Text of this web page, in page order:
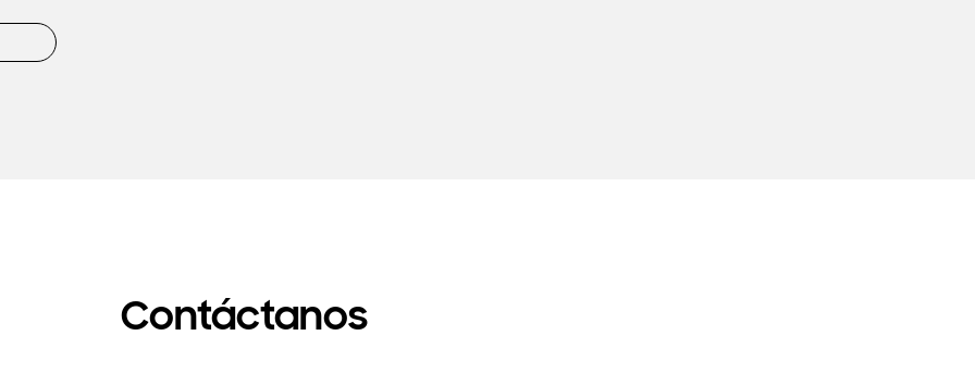
Contáctanos